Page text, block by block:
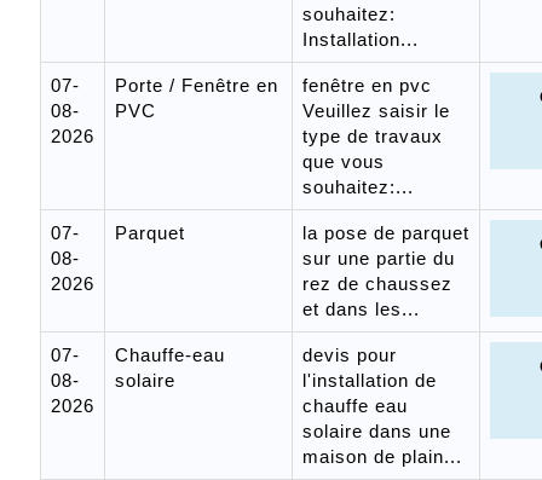
souhaitez:
Installation...
07-
08-
2026
Porte / Fenêtre en
PVC
fenêtre en pvc
Veuillez saisir le
type de travaux
que vous
souhaitez:...
07-
08-
2026
Parquet
la pose de parquet
sur une partie du
rez de chaussez
et dans les...
07-
08-
2026
Chauffe-eau
solaire
devis pour
l'installation de
chauffe eau
solaire dans une
maison de plain...